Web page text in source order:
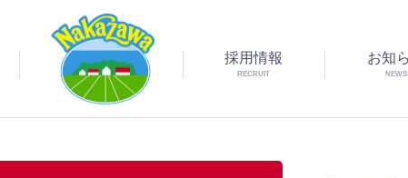
採用情報
RECRUIT
お知
NEWS